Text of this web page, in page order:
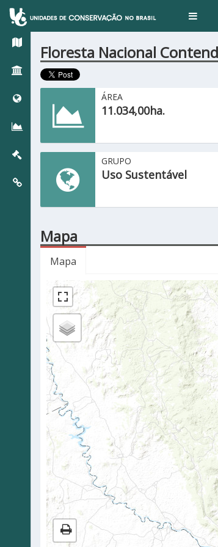
Toggle
Floresta Nacional
ÁREA
11.034,00ha.
GRUPO
Uso Sustentável
Mapa
Mapa